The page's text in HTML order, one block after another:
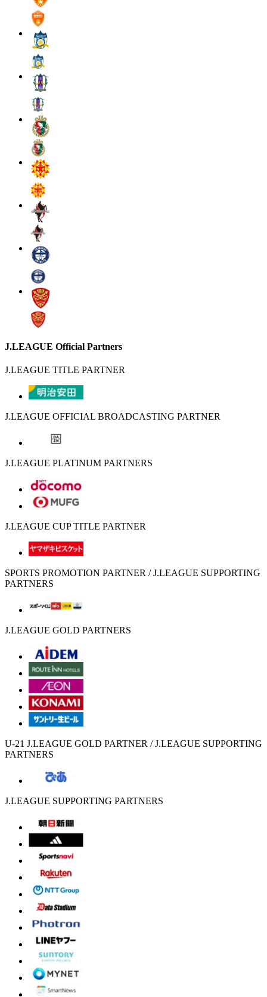
J.LEAGUE Official Partners
J.LEAGUE TITLE PARTNER
J.LEAGUE OFFICIAL BROADCASTING PARTNER
J.LEAGUE PLATINUM PARTNERS
J.LEAGUE CUP TITLE PARTNER
SPORTS PROMOTION PARTNER / J.LEAGUE SUPPORTING
PARTNERS
J.LEAGUE GOLD PARTNERS
U-21 J.LEAGUE GOLD PARTNER / J.LEAGUE SUPPORTING
PARTNERS
J.LEAGUE SUPPORTING PARTNERS